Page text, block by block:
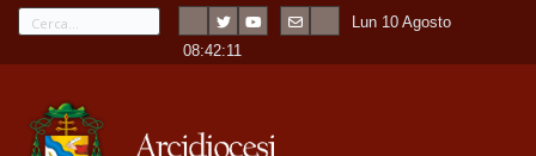
Lun 10 Agosto
-08:42:11